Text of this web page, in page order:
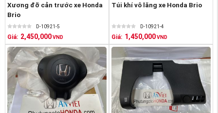
Xương đỡ cản trước xe Honda
Brio
D-10921-5
Giá: 2,450,000 VND
Túi khí vô lăng xe Honda Brio
D-10921-4
Giá: 1,450,000 VND